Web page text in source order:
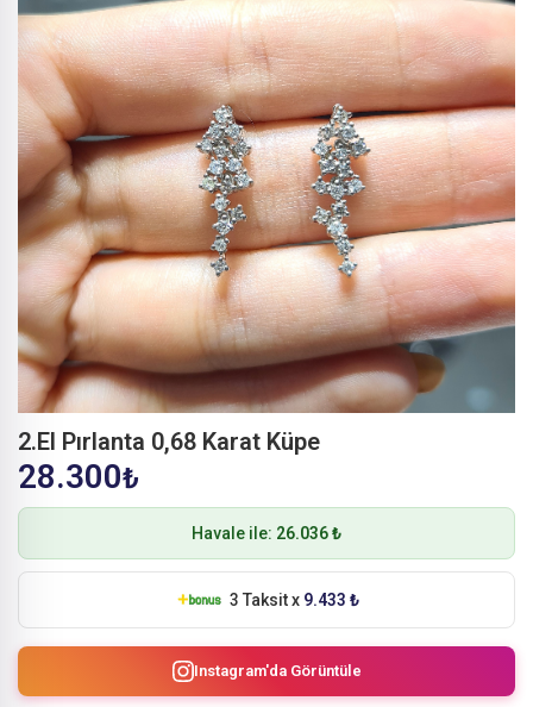
2.El Pırlanta 0,68 Karat Küpe
28.300₺
Havale ile: 26.036 ₺
3 Taksit x 9.433 ₺
Instagram'da Görüntüle